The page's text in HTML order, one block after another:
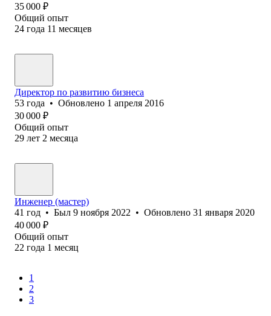
35 000 ₽
Общий опыт
24 года 11 месяцев
Директор по развитию бизнеса
53 года • Обновлено 1 апреля 2016
30 000 ₽
Общий опыт
29 лет 2 месяца
Инженер (мастер)
41 год • Был 9 ноября 2022 • Обновлено 31 января 2020
40 000 ₽
Общий опыт
22 года 1 месяц
1
2
3